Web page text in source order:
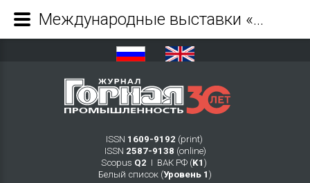
ISSN 1609-9192 (print)
ISSN 2587-9138 (online)
Scopus Q2 Ι ВАК РФ (K1 )
Белый список (Уровень 1 )
Международные выставки «Недра России» и «Уголь России и Майнинг» начали работу в Новокузнецке - Журнал Горная промышленность